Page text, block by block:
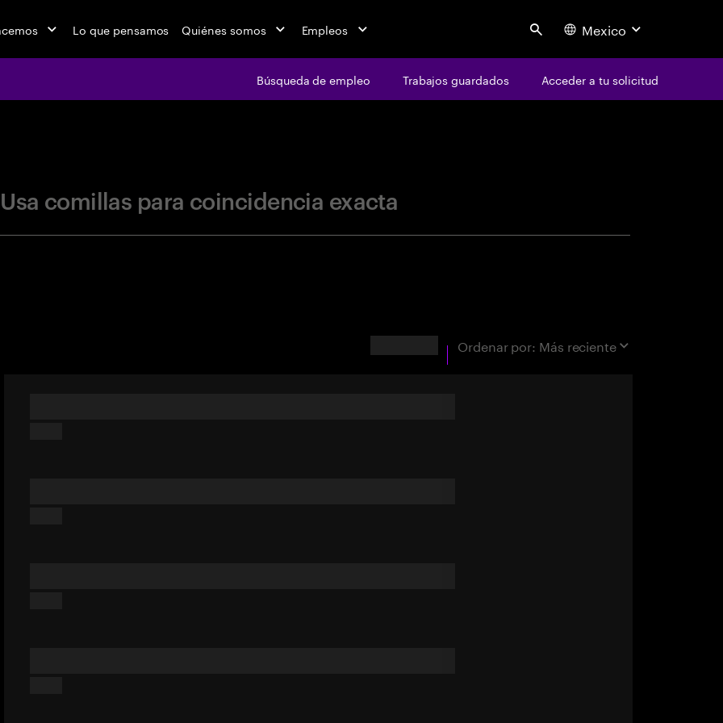
Lo que pensamos Quiénes somos Empleos Search Mexico
Búsqueda de empleo Trabajos guardados Acceder a tu solicitud
Usa comillas para coincidencia exacta
Ordenar por: Más reciente